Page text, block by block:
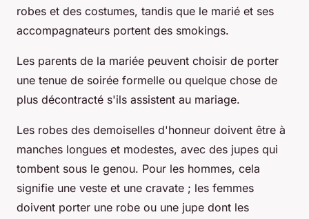
robes et des costumes, tandis que le marié et ses
accompagnateurs portent des smokings.
Les parents de la mariée peuvent choisir de porter
une tenue de soirée formelle ou quelque chose de
plus décontracté s'ils assistent au mariage.
Les robes des demoiselles d'honneur doivent être à
manches longues et modestes, avec des jupes qui
tombent sous le genou. Pour les hommes, cela
signifie une veste et une cravate ; les femmes
doivent porter une robe ou une jupe dont les